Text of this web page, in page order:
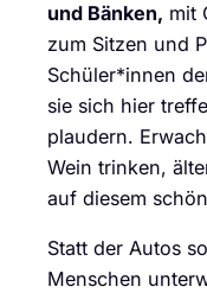
und Bänken, mit
zum Sitzen und
Schüler*innen
sie sich hier
plaudern.
Wein trinken,
auf diesem
Statt der Autos
Menschen